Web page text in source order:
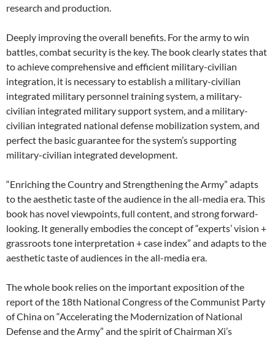
research and production.
Deeply improving the overall benefits. For the army to win
battles, combat security is the key. The book clearly states that
to achieve comprehensive and efficient military-civilian
integration, it is necessary to establish a military-civilian
integrated military personnel training system, a military-
civilian integrated military support system, and a military-
civilian integrated national defense mobilization system, and
perfect the basic guarantee for the system’s supporting
military-civilian integrated development.
“Enriching the Country and Strengthening the Army” adapts
to the aesthetic taste of the audience in the all-media era. This
book has novel viewpoints, full content, and strong forward-
looking. It generally embodies the concept of “experts’ vision +
grassroots tone interpretation + case index” and adapts to the
aesthetic taste of audiences in the all-media era.
The whole book relies on the important exposition of the
report of the 18th National Congress of the Communist Party
of China on “Accelerating the Modernization of National
Defense and the Army” and the spirit of Chairman Xi’s